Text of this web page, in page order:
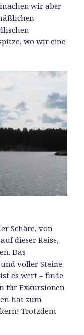
wir aber
wo wir eine
Schäre, von
dieser Reise,
Das
voller Steine.
es wert – finde
für Exkursionen
hat zum
Trotzdem